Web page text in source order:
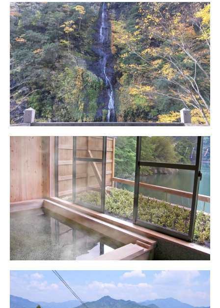
不動滝
アクセス
十津川温泉「庵の湯」
アクセス